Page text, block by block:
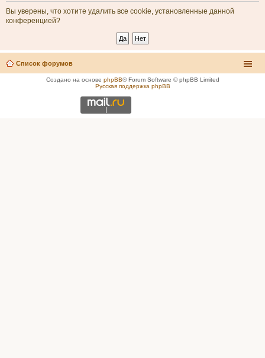
Вы уверены, что хотите удалить все cookie, установленные данной
конференцией?
Список форумов
Создано на основе phpBB® Forum Software © phpBB Limited
Русская поддержка phpBB